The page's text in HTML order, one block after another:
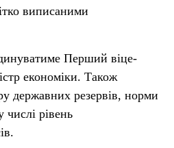
виписаними
Перший віце-
економіки. Також
державних резервів, норми
рівень